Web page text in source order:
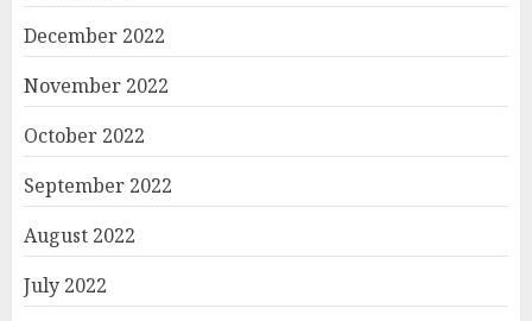
December 2022
November 2022
October 2022
September 2022
August 2022
July 2022